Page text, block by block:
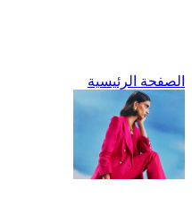
الصفحة الرئيسية